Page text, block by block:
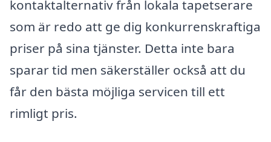
kontaktalternativ från lokala tapetserare
som är redo att ge dig konkurrenskraftiga
priser på sina tjänster. Detta inte bara
sparar tid men säkerställer också att du
får den bästa möjliga servicen till ett
rimligt pris.